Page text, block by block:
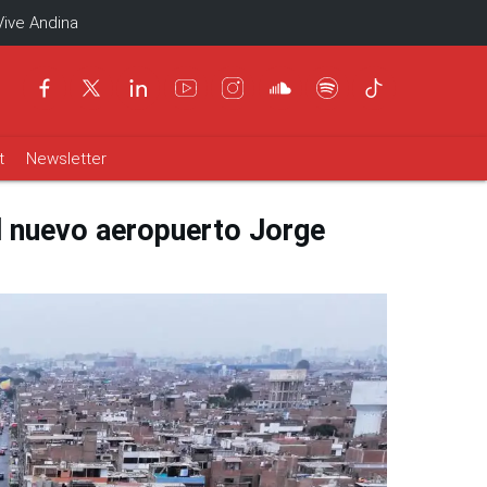
Andina
Newsletter
aeropuerto Jorge